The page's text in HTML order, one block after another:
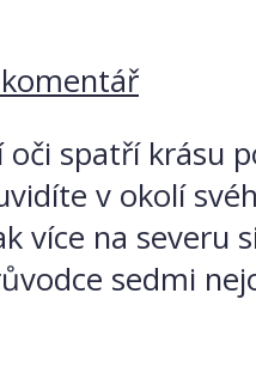
spatří krásu
v okolí
více na severu
sedmi